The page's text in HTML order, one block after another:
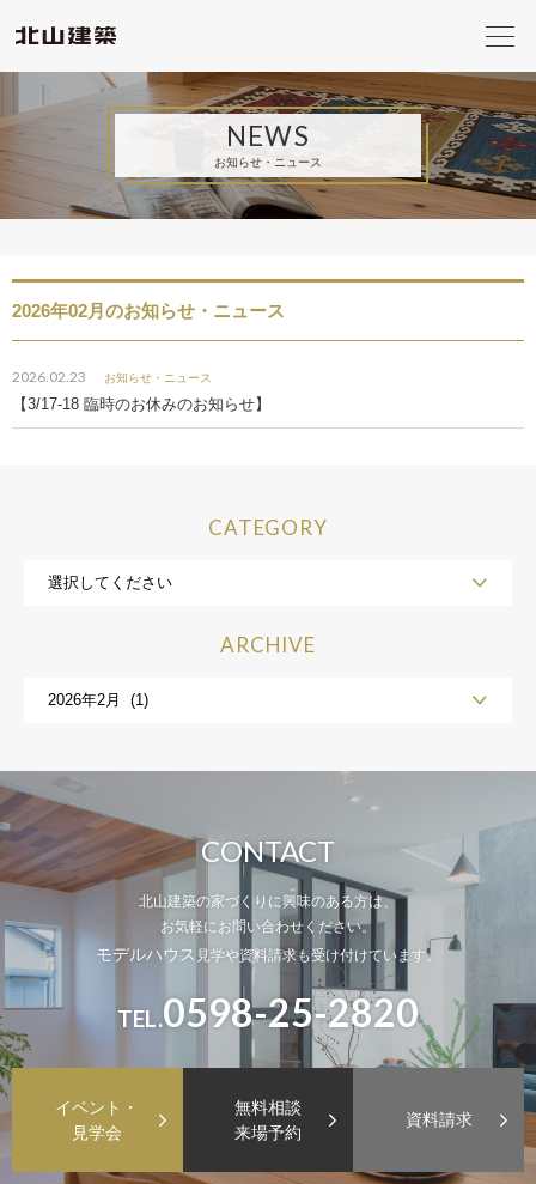
NEWS
お知らせ・ニュース
2026年02月のお知らせ・ニュース
2026.02.23 お知らせ・ニュース
【3/17-18 臨時のお休みのお知らせ】
CATEGORY
ARCHIVE
CONTACT
北山建築の家づくりに興味のある方は、
お気軽にお問い合わせください。
モデルハウス 見学や資料請求も受け付けています。
TEL.0598-25-2820
イベント・
見学会
無料相談
来場予約
資料請求